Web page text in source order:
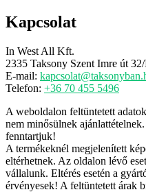
Kapcsolat
In West All Kft.
2335 Taksony Szent Imre út
E-mail:
Telefon: +36 70 455 5496
A weboldalon feltüntetett
nem minősülnek
fenntartjuk!
A termékeknél megjelenített
eltérhetnek. Az oldalon lévő
vállalunk. Eltérés esetén a
érvényesek! A feltüntetett árak